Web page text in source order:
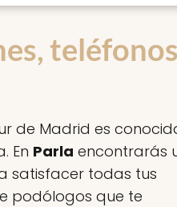
de Madrid es
En Parla encontrarás
satisfacer todas tus
podólogos que te